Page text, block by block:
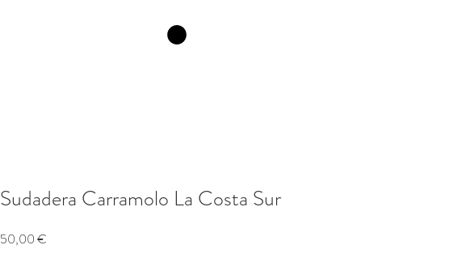
Sudadera Carramolo La Costa Sur
50,00 €